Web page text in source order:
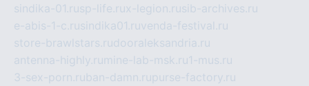
sindika-01.rusp-life.rux-legion.rusib-archives.ru
e-abis-1-c.rusindika01.ruvenda-festival.ru
store-brawlstars.rudooraleksandria.ru
antenna-highly.ru mine-lab-msk.ru1-mus.ru
3-sex-porn.ruban-damn.rupurse-factory.ru